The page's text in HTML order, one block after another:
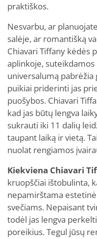
praktiškos.
Nesvarbu, ar
salėje, ar romantišką
Chiavari Tiffany kėdės
aplinkoje, suteikdamos
universalumą pabrėžia
puikiai priderinti jas
puošybos. Chiavari
kad jas būtų lengva
sukrauti iki 11 dalių
taupant laiką ir vietą.
nuolat rengiamos
Kiekviena Chiavari
kruopščiai ištobulinta,
nepamirštama
svečiams. Nepaisant
todėl jas lengva
poreikius. Tegul jūsų